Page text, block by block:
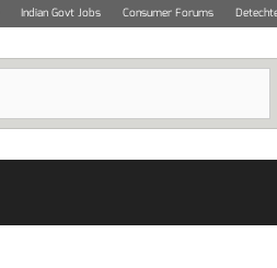
Indian Govt Jobs Consumer Forums